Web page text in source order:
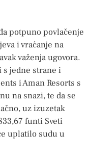
potpuno povlačenje
i vraćanje na
važenja ugovora.
jedne strane i
i Aman Resorts s
na snazi, te da se
uz izuzetak
funti Sveti
uplatilo sudu u